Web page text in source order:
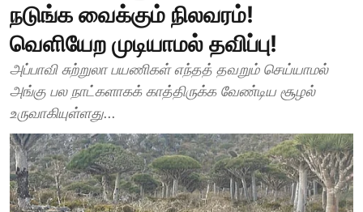
நடுங்க வைக்கும் நிலவரம்!
வெளியேற முடியாமல் தவிப்பு!
அப்பாவி சுற்றுலா பயணிகள் எந்தத் தவறும் செய்யாமல்
அங்கு பல நாட்களாகக் காத்திருக்க வேண்டிய சூழல்
உருவாகியுள்ளது...